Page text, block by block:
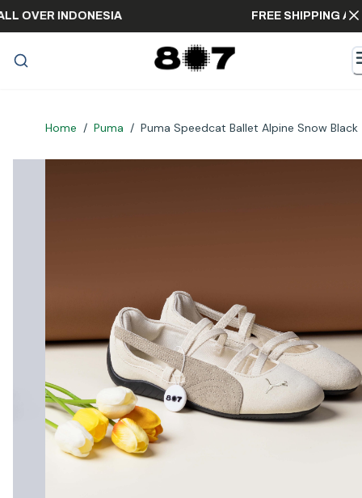
ALL OVER INDONESIA FREE
Home / Puma / Puma Speedcat Ballet Alpine Snow Black